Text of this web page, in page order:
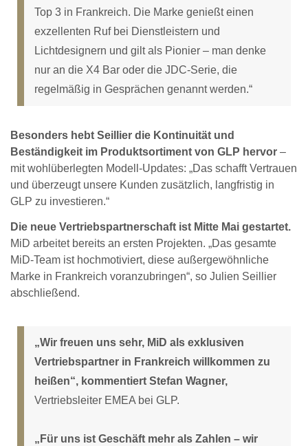
Top 3 in Frankreich. Die Marke genießt einen
exzellenten Ruf bei Dienstleistern und
Lichtdesignern und gilt als Pionier – man denke
nur an die X4 Bar oder die JDC-Serie, die
regelmäßig in Gesprächen genannt werden.“
Besonders hebt Seillier die Kontinuität und
Beständigkeit im Produktsortiment von GLP hervor –
mit wohlüberlegten Modell-Updates: „Das schafft Vertrauen
und überzeugt unsere Kunden zusätzlich, langfristig in
GLP zu investieren.“
Die neue Vertriebspartnerschaft ist Mitte Mai gestartet.
MiD arbeitet bereits an ersten Projekten. „Das gesamte
MiD-Team ist hochmotiviert, diese außergewöhnliche
Marke in Frankreich voranzubringen“, so Julien Seillier
abschließend.
„Wir freuen uns sehr, MiD als exklusiven
Vertriebspartner in Frankreich willkommen zu
heißen“, kommentiert Stefan Wagner,
Vertriebsleiter EMEA bei GLP.
„Für uns ist Geschäft mehr als Zahlen – wir